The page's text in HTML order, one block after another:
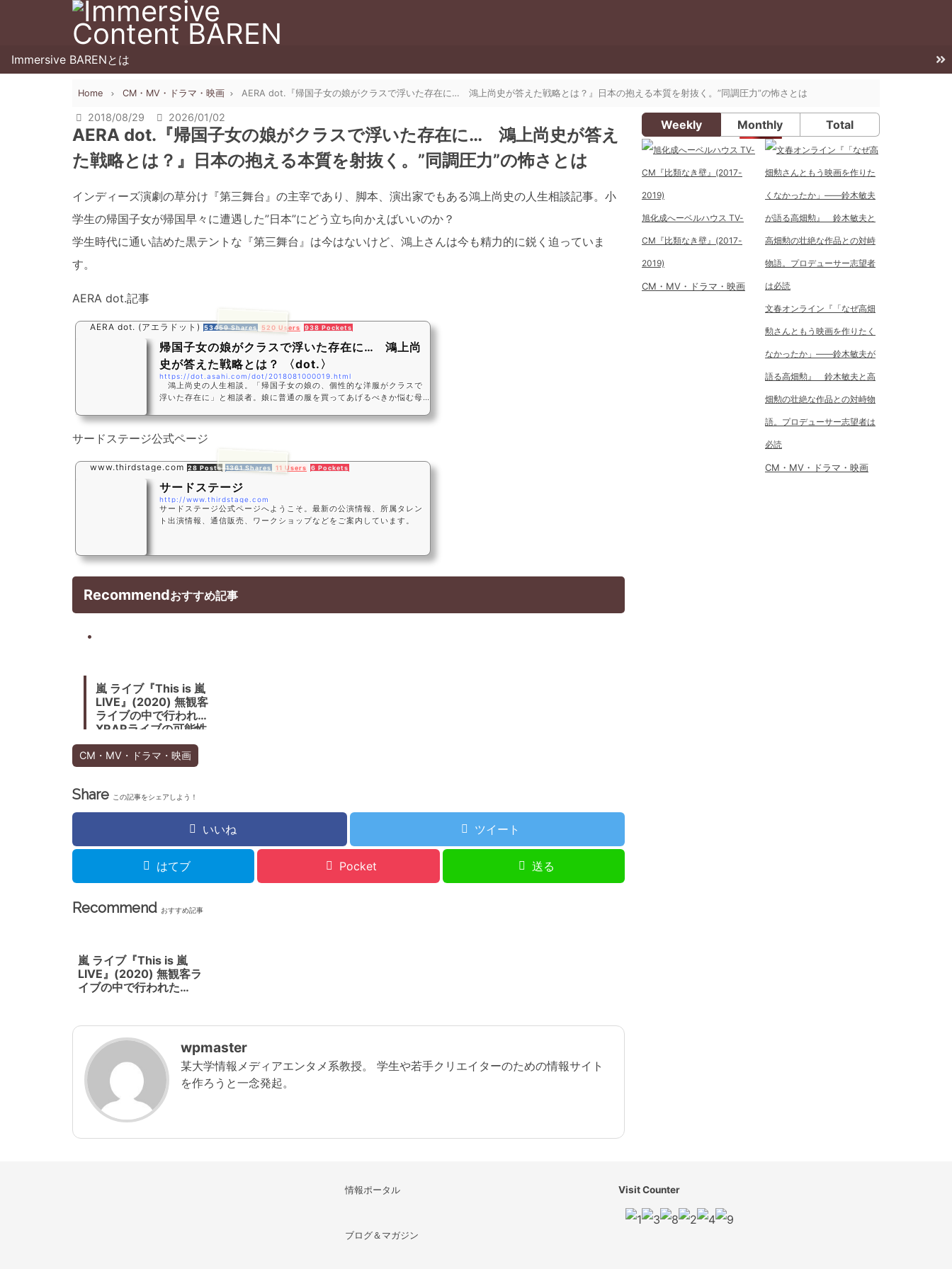
Immersive BARENとは
Home CM・MV・ドラマ・映画 AERA dot.『帰国子女の娘がクラスで浮いた存在に… 鴻上尚史が答えた戦略とは？』日本の抱える本質を射抜く。”同調圧力”の怖さとは
2018/08/29 2026/01/02
AERA dot.『帰国子女の娘がクラスで浮いた存在に… 鴻上尚史が答え
た戦略とは？』日本の抱える本質を射抜く。”同調圧力”の怖さとは
インディーズ演劇の草分け『第三舞台』の主宰であり、脚本、演出家でもある鴻上尚史の人生相談記事。小
学生の帰国子女が帰国早々に遭遇した”日本”にどう立ち向かえばいいのか？
学生時代に通い詰めた黒テントな『第三舞台』は今はないけど、鴻上さんは今も精力的に鋭く迫っていま
す。
AERA dot.記事
AERA dot. (アエラドット) 53459 Shares 520 Users 938 Pockets
帰国子女の娘がクラスで浮いた存在に… 鴻上尚
史が答えた戦略とは？ 〈dot.〉
https://dot.asahi.com/dot/2018081000019.html
鴻上尚史の人生相談。「帰国子女の娘の、個性的な洋服がクラスで
浮いた存在に」と相談者。娘に普通の服を買ってあげるべきか悩む母
女の娘が潰さ...
サードステージ公式ページ
www.thirdstage.com 28 Posts 1361 Shares 11 Users 6 Pockets
サードステージ
http://www.thirdstage.com
サードステージ公式ページへようこそ。最新の公演情報、所属タレン
ト出演情報、通信販売、ワークショップなどをご案内しています。
Recommendおすすめ記事
嵐 ライブ『This is 嵐
LIVE』(2020) 無観客
ライブの中で行われた
XRARライブの可能性
CM・MV・ドラマ・映画
Share この記事をシェアしよう！
いいね ツイート
はてブ Pocket 送る
Recommend おすすめ記事
嵐 ライブ『This is 嵐
LIVE』(2020) 無観客ラ
イブの中で行われた
wpmaster
某大学情報メディアエンタメ系教授。 学生や若手クリエイターのための情報サイト
を作ろうと一念発起。
Weekly Monthly Total
旭化成へーベルハウス TV-
CM『比類なき壁』(2017-
2019)
CM・MV・ドラマ・映画
文春オンライン『「なぜ高畑
勲さんともう映画を作りたく
なかったか」――鈴木敏夫が
語る高畑勲』 鈴木敏夫と高
畑勲の壮絶な作品との対峙物
語。プロデューサー志望者は
必読
CM・MV・ドラマ・映画
情報ポータル
ブログ＆マガジン
Visit Counter